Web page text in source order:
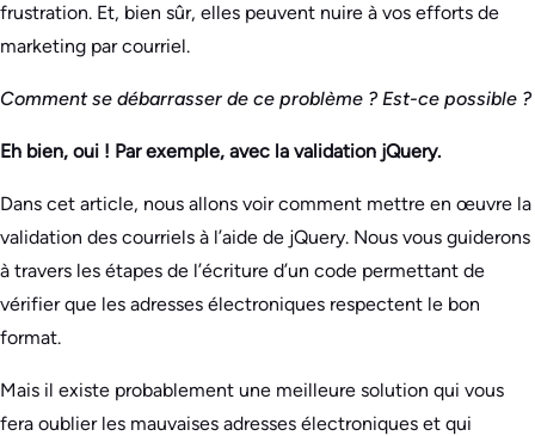
frustration. Et, bien sûr, elles peuvent nuire à vos efforts de
marketing par courriel.
Comment se débarrasser de ce problème ? Est-ce possible ?
Eh bien, oui ! Par exemple, avec la validation jQuery.
Dans cet article, nous allons voir comment mettre en œuvre la
validation des courriels à l’aide de jQuery. Nous vous guiderons
à travers les étapes de l’écriture d’un code permettant de
vérifier que les adresses électroniques respectent le bon
format.
Mais il existe probablement une meilleure solution qui vous
fera oublier les mauvaises adresses électroniques et qui